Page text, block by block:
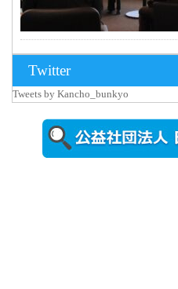
Twitter
Tweets by Kancho_bunkyo